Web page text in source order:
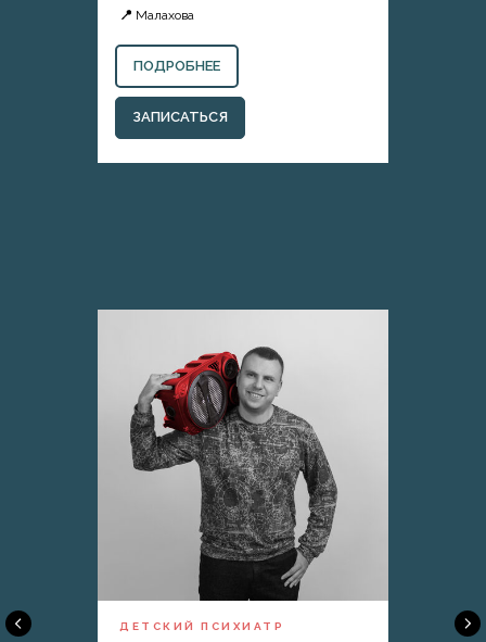
📍 Малахова
ПОДРОБНЕЕ
ЗАПИСАТЬСЯ
ДЕТСКИЙ ПСИХИАТР